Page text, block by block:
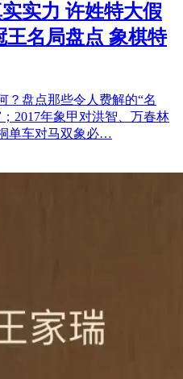
实力 许姓特大假
名局盘点 象棋特
？盘点那些令人费解的“名
2017年象甲对洪智、万春林
单车对马双象必…